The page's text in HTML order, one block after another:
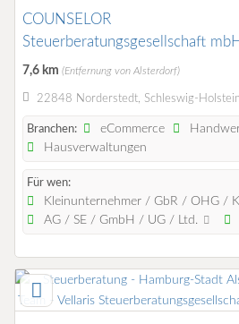
COUNSELOR
Steuerberatungsgesellschaft
Norderstedt - Ralph J. Schnaars
7,6 km (Entfernung von Alsterdorf)
22848 Norderstedt, Schleswig-
Branchen: eCommerce
Hausverwaltungen
Für wen:
Kleinunternehmer / GbR / OHG /
AG / SE / GmbH / UG / Ltd.